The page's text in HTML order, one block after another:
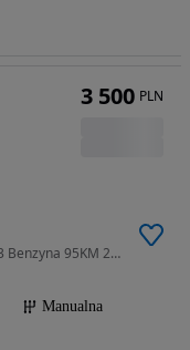
1300 cm3 • 95 KM • Smart Forfour Passion 1.3 Benzyna 95KM 2005r
Manualna
3 500 PLN